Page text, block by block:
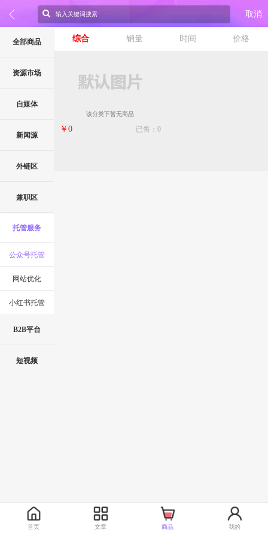
取消
首页 文章 商品 我的
全部商品
资源市场
自媒体
新闻源
外链区
兼职区
托管服务
公众号托管
网站优化
小红书托管
B2B平台
短视频
综合 销量 时间 价格
该分类下暂无商品
￥0 已售：0